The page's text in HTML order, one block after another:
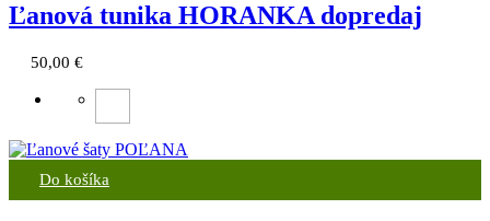
Ľanová tunika HORANKA dopredaj
50,00 €
Do košíka